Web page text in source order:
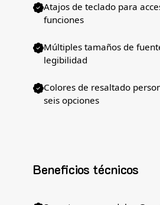
Atajos de teclado para
funciones
Múltiples tamaños de
legibilidad
Colores de resaltado
seis opciones
Beneficios técnicos